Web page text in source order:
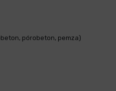
pórobeton, pemza)